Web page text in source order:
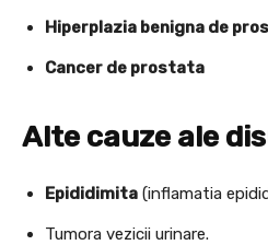
Hiperplazia benigna de
Cancer de prostata
Alte cauze ale
Epididimita (inflamatia
Tumora vezicii urinare.